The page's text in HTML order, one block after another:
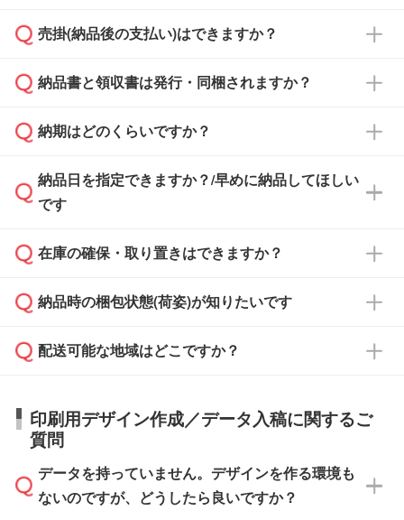
依頼いただいた場合は、翌営業日以降のご連絡
銀行振込のみのご対応となります。
売掛(納品後の支払い)はできますか？
基本的には先入金をお願いしておりますが、自
どの場合は、月末締め翌月末払いに対応可能で
また、卒業・卒園記念品で対策委員会や個人様
校や幼稚園・保育園であれば、同様の条件でご
ご希望の際は担当スタッフまでお気軽にご相談
ください。
納品書と領収書は発行・同梱されますか？
納品書・領収書は ご依頼をいただいた場合の
ず、通常はPDFデータをメール添付でお送りし
ます。
たは注文フォームの『ご注文に関する備考欄』
納期はどのくらいですか？
・印刷する場合(500個程度)
ご入金、イメージ画像の校了から約2週間～2
ご入金確認後、1～2営業日で出荷いたしま
タッフまでお問い合わせください。
ル」に注文予定日をご入力いただくと、おおよ
その締切日や出荷目安をご確認いただけます。
納品日を指定できますか？/早めに納品してほしい
です
ご希望の納期がある場合は、お問い合わせ・お
い。
応が可能かご案内いたします。
す。>>対象商品はこちら
※最短出荷日は商品によって異なります。各商
品ページにてご確認ください
在庫の確保・取り置きはできますか？
ご入金確認後に在庫を確保し、注文確定のご連
はできかねますので予めご了承ください。
納品時の梱包状態(荷姿)が知りたいです
商品によって異なります。各ページにある商品
す。(白箱、化粧箱、ブリスターパックなど)
【袋入り】 商品がひとつずつ袋に入っていま
す。(透明袋、デザイン袋など)
【個包装なし】 個包装がされていない状態で
配送可能な地域はどこですか？
日本全国へお届けが可能です。なお、海外への
直接納品は行っておりませんので予めご了承く
ださい。
印刷用デザイン作成／データ入稿に関するご
質問
データを持っていません。デザインを作る環境も
ないのですが、どうしたら良いですか？